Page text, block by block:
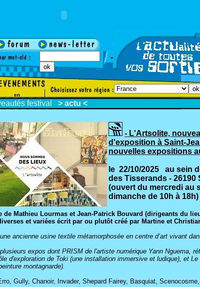
en
festival > actu <
- L'Artsolite,
d'exposition à Saint-
nouvelles expositions
le 22/10/2025 au sein
des Tisserands - 26190
(ouvert du mercredi au
dimanche de 10h à 18h)
de Mathieu Lourmas et Jean-Patrick Bouvard (dirigeants du
et variées écrit par ou plutôt créé par Martine et
ancienne usine textile métamorphosée en centre d’art vivant
expos dont PRISM de l'artiste numérique Yann Nguema,
d'exploration de Toki (une installation immersive et ludique), et
montagnarde).
Gully, Chanoir, Invader, Shepard Fairey, Basquiat,